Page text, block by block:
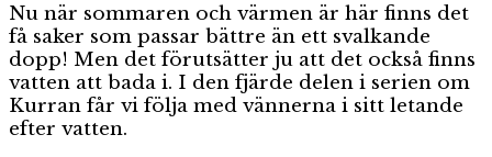
Nu när sommaren och värmen är här finns det
få saker som passar bättre än ett svalkande
dopp! Men det förutsätter ju att det också finns
vatten att bada i. I den fjärde delen i serien om
Kurran får vi följa med vännerna i sitt letande
efter vatten.